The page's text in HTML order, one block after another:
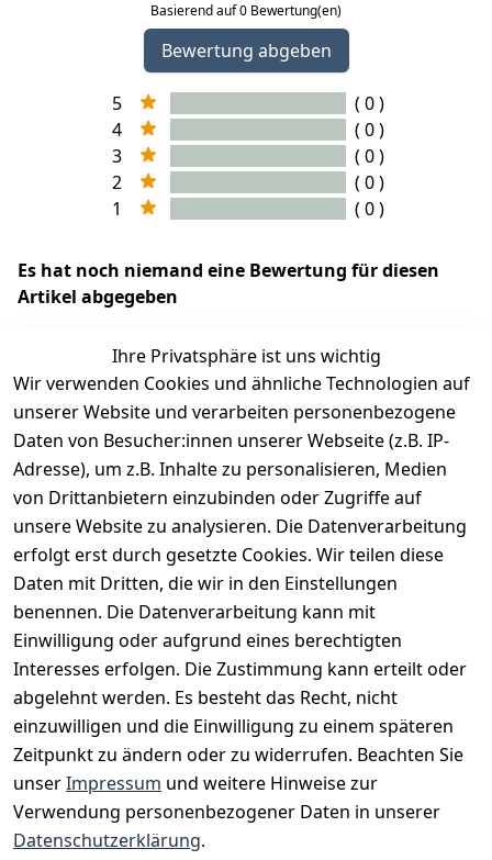
Basierend auf 0 Bewertung(en)
Bewertung abgeben
5
( 0 )
4
( 0 )
3
( 0 )
2
( 0 )
1
( 0 )
Es hat noch niemand eine Bewertung für diesen
Artikel abgegeben
EU-Verantwortliche Person - klicken Sie für Details
Ihre Privatsphäre ist uns wichtig
Wir verwenden Cookies und ähnliche Technologien auf
unserer Website und verarbeiten personenbezogene
Daten von Besucher:innen unserer Webseite (z.B. IP-
Adresse), um z.B. Inhalte zu personalisieren, Medien
von Drittanbietern einzubinden oder Zugriffe auf
unsere Website zu analysieren. Die Datenverarbeitung
erfolgt erst durch gesetzte Cookies. Wir teilen diese
Daten mit Dritten, die wir in den Einstellungen
benennen. Die Datenverarbeitung kann mit
Einwilligung oder aufgrund eines berechtigten
Interesses erfolgen. Die Zustimmung kann erteilt oder
abgelehnt werden. Es besteht das Recht, nicht
einzuwilligen und die Einwilligung zu einem späteren
Zeitpunkt zu ändern oder zu widerrufen. Beachten Sie
unserImpressum und weitere Hinweise zur
Verwendung personenbezogener Daten in unserer
Datenschutzerklärung.
Rechtliches
AGB
Impressum
Datenschutze
rklärung
Barrierefreihe
Services
Kontakt
Registrieren
Katalog
Zahlungsm
öglichkeite
n
Vorkasse
PayPal
Versanddie
nstleister
Post